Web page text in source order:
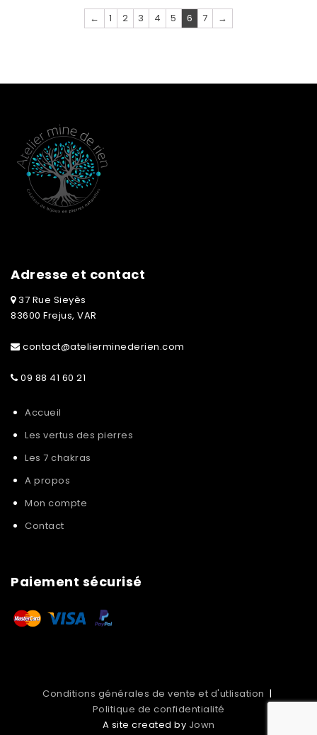
← 1 2 3 4 5 6 7 →
Adresse et contact
37 Rue Sieyès
83600 Frejus, VAR
contact@atelierminederien.com
09 88 41 60 21
Accueil
Les vertus des pierres
Les 7 chakras
A propos
Mon compte
Contact
Paiement sécurisé
Conditions générales de vente et d'utlisation |
Politique de confidentialité
A site created by Jown